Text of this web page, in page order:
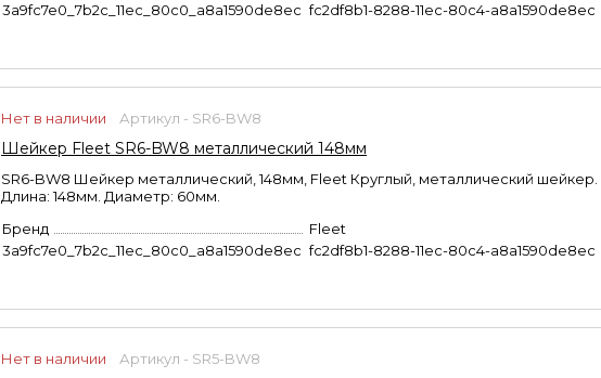
3a9fc7e0_7b2c_11ec_80c0_a8a1590de8ec fc2df8b1-8288-11ec-80c4-a8a1590de8ec
Нет в наличии Артикул - SR6-BW8
Шейкер Fleet SR6-BW8 металлический 148мм
SR6-BW8 Шейкер металлический, 148мм, Fleet Круглый, металлический шейкер.
Длина: 148мм. Диаметр: 60мм.
Бренд
Fleet
3a9fc7e0_7b2c_11ec_80c0_a8a1590de8ec fc2df8b1-8288-11ec-80c4-a8a1590de8ec
Нет в наличии Артикул - SR5-BW8